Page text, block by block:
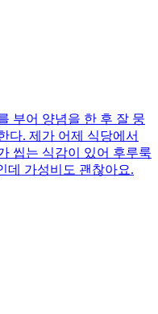
부어 양념을 한 후 잘 뭉
다. 제가 어제 식당에서
씹는 식감이 있어 후루룩
데 가성비도 괜찮아요.